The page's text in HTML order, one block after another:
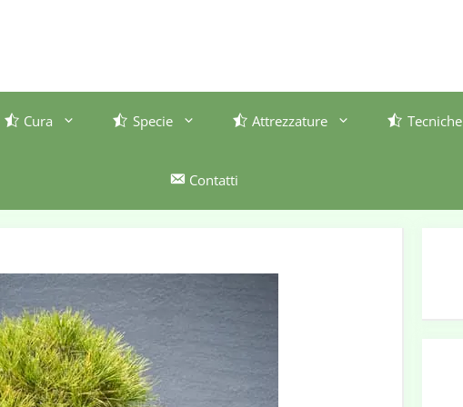
Cura Specie Attrezzature Tecniche
Contatti